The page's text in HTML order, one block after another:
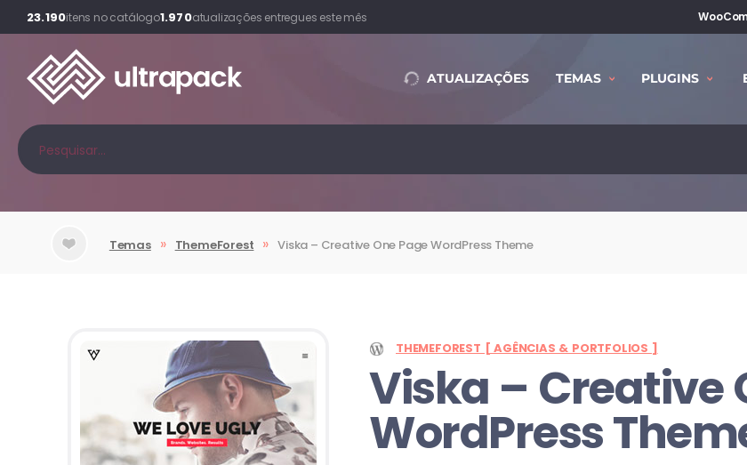
23.190itens no catálogo1.970atualizações entregues este mês
ATUALIZAÇÕES TEMAS PLUGINS
Temas » ThemeForest » Viska – Creative One Page WordPress Theme
THEMEFOREST [ AGÊNCIAS & PORTFOLIOS ]
Viska – Creative
WordPress